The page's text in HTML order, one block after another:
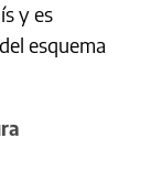
y es
esquema